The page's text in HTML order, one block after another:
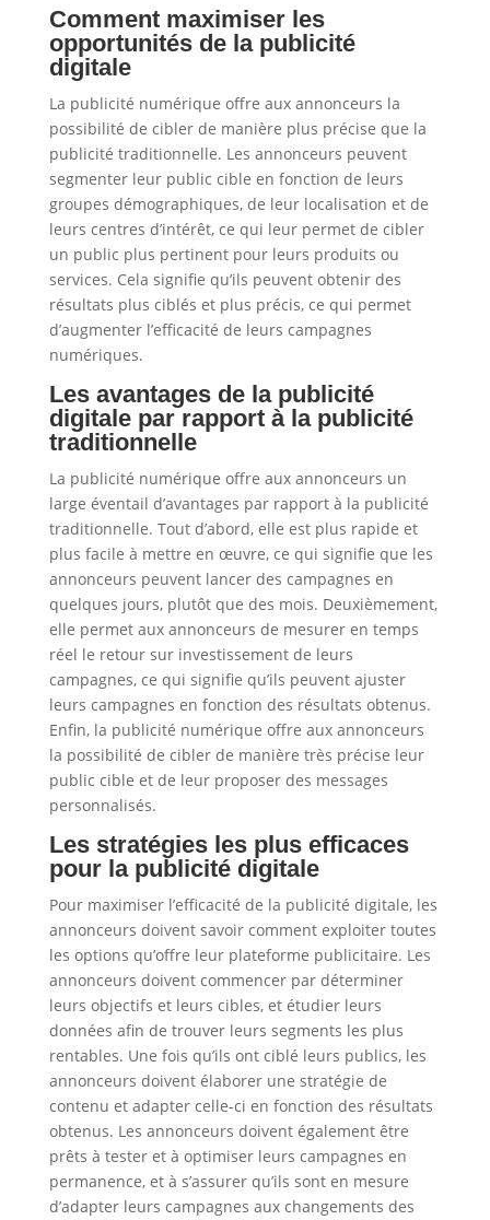
Comment maximiser les
opportunités de la publicité
digitale
La publicité numérique offre aux annonceurs la
possibilité de cibler de manière plus précise que la
publicité traditionnelle. Les annonceurs peuvent
segmenter leur public cible en fonction de leurs
groupes démographiques, de leur localisation et de
leurs centres d’intérêt, ce qui leur permet de cibler
un public plus pertinent pour leurs produits ou
services. Cela signifie qu’ils peuvent obtenir des
résultats plus ciblés et plus précis, ce qui permet
d’augmenter l’efficacité de leurs campagnes
numériques.
Les avantages de la publicité
digitale par rapport à la publicité
traditionnelle
La publicité numérique offre aux annonceurs un
large éventail d’avantages par rapport à la publicité
traditionnelle. Tout d’abord, elle est plus rapide et
plus facile à mettre en œuvre, ce qui signifie que les
annonceurs peuvent lancer des campagnes en
quelques jours, plutôt que des mois. Deuxièmement,
elle permet aux annonceurs de mesurer en temps
réel le retour sur investissement de leurs
campagnes, ce qui signifie qu’ils peuvent ajuster
leurs campagnes en fonction des résultats obtenus.
Enfin, la publicité numérique offre aux annonceurs
la possibilité de cibler de manière très précise leur
public cible et de leur proposer des messages
personnalisés.
Les stratégies les plus efficaces
pour la publicité digitale
Pour maximiser l’efficacité de la publicité digitale, les
annonceurs doivent savoir comment exploiter toutes
les options qu’offre leur plateforme publicitaire. Les
annonceurs doivent commencer par déterminer
leurs objectifs et leurs cibles, et étudier leurs
données afin de trouver leurs segments les plus
rentables. Une fois qu’ils ont ciblé leurs publics, les
annonceurs doivent élaborer une stratégie de
contenu et adapter celle-ci en fonction des résultats
obtenus. Les annonceurs doivent également être
prêts à tester et à optimiser leurs campagnes en
permanence, et à s’assurer qu’ils sont en mesure
d’adapter leurs campagnes aux changements des